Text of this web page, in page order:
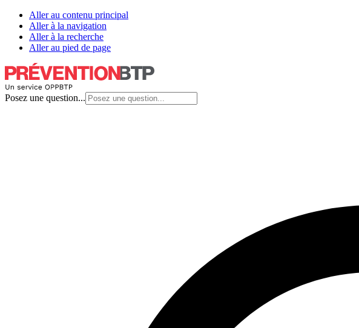
Aller au contenu principal
Aller à la navigation
Aller à la recherche
Aller au pied de page
Posez une question...